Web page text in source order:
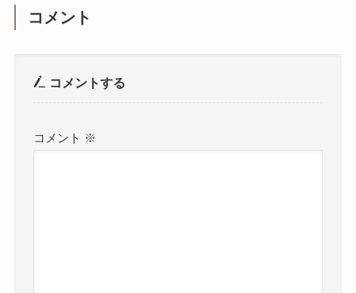
コメント
コメントする
コメント ※